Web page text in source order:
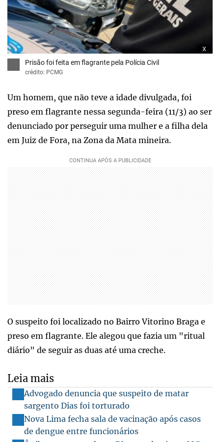
x
Prisão foi feita em flagrante pela Polícia Civil
crédito: PCMG
Um homem, que não teve a idade divulgada, foi
preso em flagrante nessa segunda-feira (11/3) ao ser
denunciado por perseguir uma mulher e a filha dela
em Juiz de Fora, na Zona da Mata mineira.
O suspeito foi localizado no Bairro Vitorino Braga e
preso em flagrante. Ele alegou que fazia um "ritual
diário" de seguir as duas até uma creche.
Leia mais
Advogado denuncia que suspeito de matar
sargento Dias foi torturado
Nova Lima fecha sala de vacinação após casos
de dengue entre funcionários